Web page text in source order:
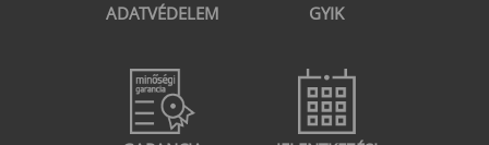
ADATVÉDELEM GYIK